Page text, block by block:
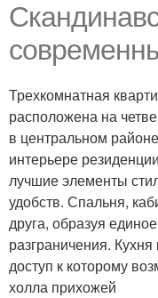
Трехкомнатная
расположена на
в центральном
интерьере
лучшие элементы
удобств. Спальня,
друга, образуя
разграничения.
доступ к которому
холла прихожей